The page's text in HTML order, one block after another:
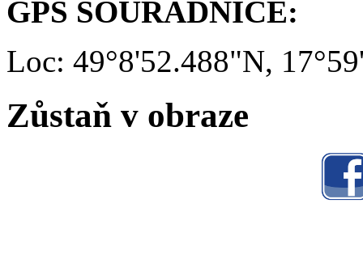
GPS SOUŘADNICE:
Loc: 49°8'52.488"N,
Zůstaň v obraze